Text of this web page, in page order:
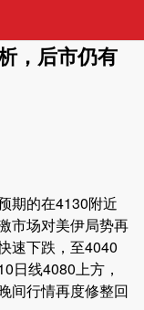
，后市仍有
的在4130附近
市场对美伊局势再
速下跌，至4040
日线4080上方，
间行情再度修整回